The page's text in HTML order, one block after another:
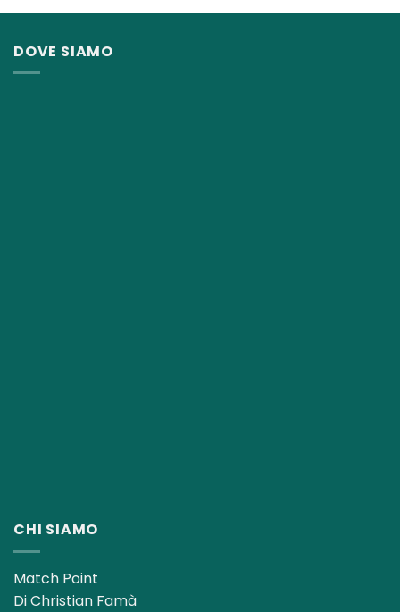
era:
è:
DOVE SIAMO
CHI SIAMO
Match Point
Di Christian Famà